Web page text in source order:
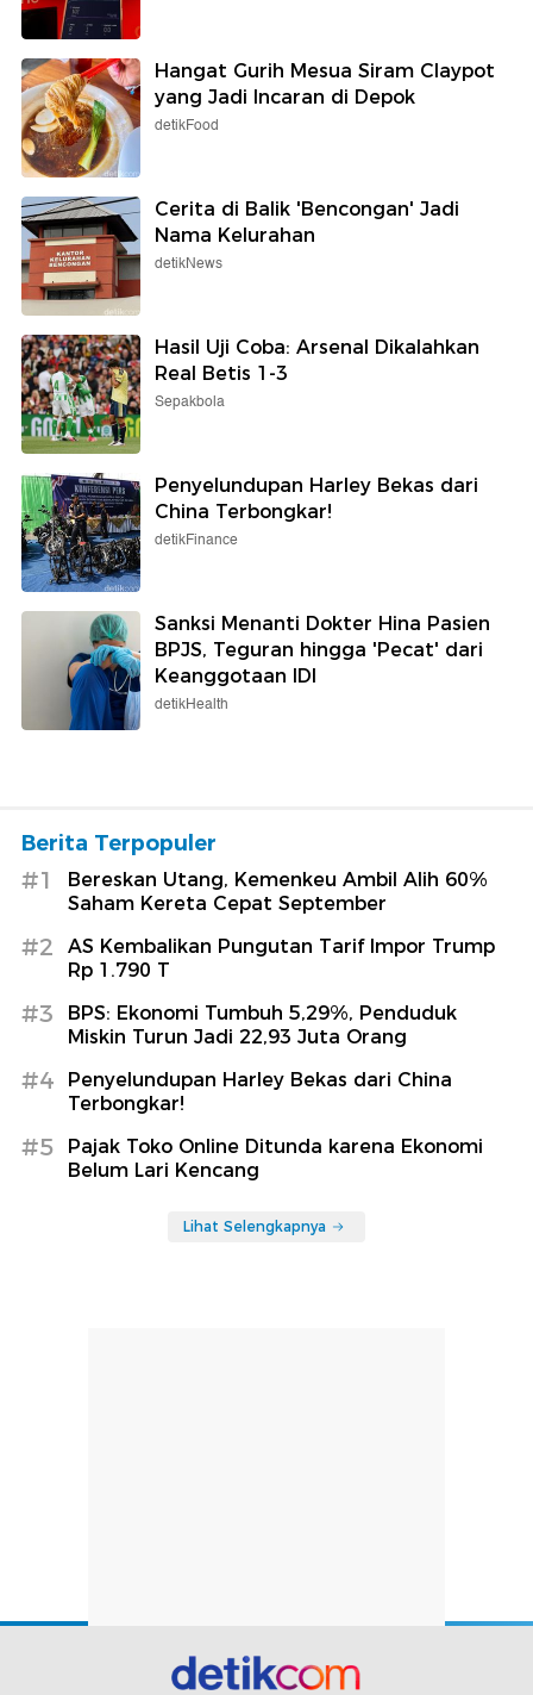
Hangat Gurih Mesua Siram Claypot
yang Jadi Incaran di Depok
detikFood
Cerita di Balik 'Bencongan' Jadi
Nama Kelurahan
detikNews
Hasil Uji Coba: Arsenal Dikalahkan
Real Betis 1-3
Sepakbola
Penyelundupan Harley Bekas dari
China Terbongkar!
detikFinance
Sanksi Menanti Dokter Hina Pasien
BPJS, Teguran hingga 'Pecat' dari
Keanggotaan IDI
detikHealth
Berita Terpopuler
#1
Bereskan Utang, Kemenkeu Ambil Alih 60%
Saham Kereta Cepat September
#2
AS Kembalikan Pungutan Tarif Impor Trump
Rp 1.790 T
#3
BPS: Ekonomi Tumbuh 5,29%, Penduduk
Miskin Turun Jadi 22,93 Juta Orang
#4
Penyelundupan Harley Bekas dari China
Terbongkar!
#5
Pajak Toko Online Ditunda karena Ekonomi
Belum Lari Kencang
Lihat Selengkapnya